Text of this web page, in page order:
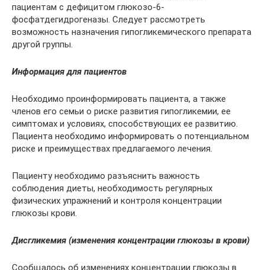
пациентам с дефицитом глюкозо-6-
фосфатдегидрогеназы. Следует рассмотреть
возможность назначения гипогликемического препарата
другой группы.
Информация для пациентов
Необходимо проинформировать пациента, а также
членов его семьи о риске развития гипогликемии, ее
симптомах и условиях, способствующих ее развитию.
Пациента необходимо информировать о потенциальном
риске и преимуществах предлагаемого лечения.
Пациенту необходимо разъяснить важность
соблюдения диеты, необходимость регулярных
физических упражнений и контроля концентрации
глюкозы крови.
Дисгликемия (изменения концентрации глюкозы в крови)
Сообщалось об изменениях концентрации глюкозы в